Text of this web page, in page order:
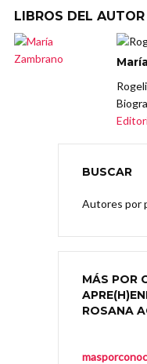
LIBROS DEL AUTOR
BUSCAR
Autores por
MÁS POR
ROSANA